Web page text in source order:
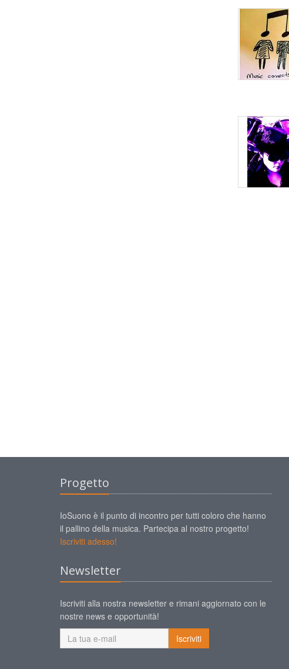
Progetto
IoSuono è il punto di incontro per tutti coloro che hanno
il pallino della musica. Partecipa al nostro progetto!
Iscriviti adesso!
Newsletter
Iscriviti alla nostra newsletter e rimani aggiornato con le
nostre news e opportunità!
Iscriviti